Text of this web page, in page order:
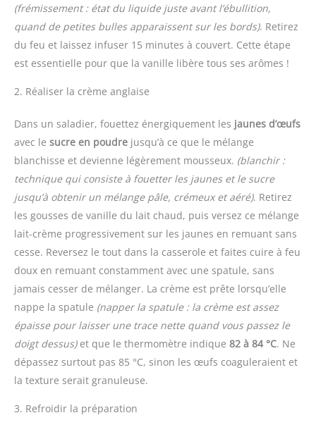
(frémissement : état du liquide juste avant l’ébullition,
quand de petites bulles apparaissent sur les bords). Retirez
du feu et laissez infuser 15 minutes à couvert. Cette étape
est essentielle pour que la vanille libère tous ses arômes !
2. Réaliser la crème anglaise
Dans un saladier, fouettez énergiquement les jaunes d’œufs
avec le sucre en poudre jusqu’à ce que le mélange
blanchisse et devienne légèrement mousseux. (blanchir :
technique qui consiste à fouetter les jaunes et le sucre
jusqu’à obtenir un mélange pâle, crémeux et aéré). Retirez
les gousses de vanille du lait chaud, puis versez ce mélange
lait-crème progressivement sur les jaunes en remuant sans
cesse. Reversez le tout dans la casserole et faites cuire à feu
doux en remuant constamment avec une spatule, sans
jamais cesser de mélanger. La crème est prête lorsqu’elle
nappe la spatule (napper la spatule : la crème est assez
épaisse pour laisser une trace nette quand vous passez le
doigt dessus)et que le thermomètre indique 82 à 84 °C. Ne
dépassez surtout pas 85 °C, sinon les œufs coaguleraient et
la texture serait granuleuse.
3. Refroidir la préparation